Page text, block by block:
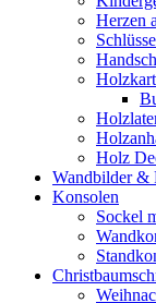
Herzen
Holz
Wandbilder &
Konsolen
Sockel